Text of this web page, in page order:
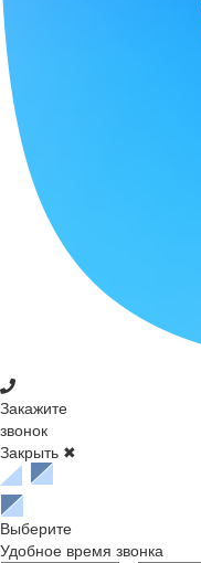
Закажите
звонок
Закрыть ✖
Выберите
Удобное время звонка